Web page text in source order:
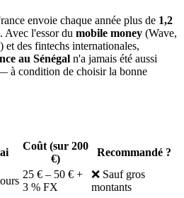
envoie chaque année plus de 1,2
Avec l'essor du mobile money (Wave,
des fintechs internationales,
au Sénégal n'a jamais été aussi
à condition de choisir la bonne
Coût (sur 200
€)
Recommandé ?
25 € – 50 € +
3 % FX
❌ Sauf gros
montants